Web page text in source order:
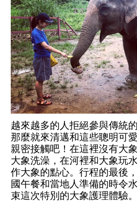
越來越多的人拒絕參與傳統
那麼就來清邁和這些聰明可
親密接觸吧！在這裡沒有大
大象洗澡，在河裡和大象玩
作大象的點心。行程的最後
國午餐和當地人準備的時令
束這次特別的大象護理體驗。